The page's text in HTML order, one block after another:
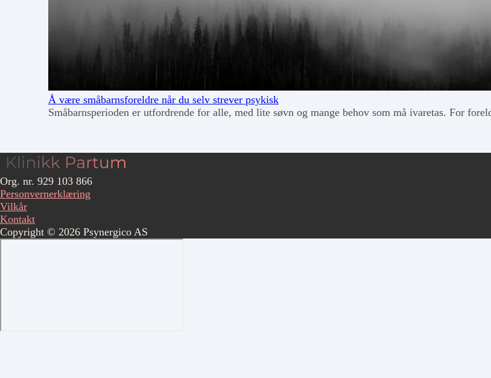
Å være småbarnsforeldre når du selv strever psykisk
Småbarnsperioden er utfordrende for alle, med lite søvn og mange behov som må ivaretas. For
Org. nr. 929 103 866
Personvernerklæring
Vilkår
Kontakt
Copyright © 2026 Psynergico AS